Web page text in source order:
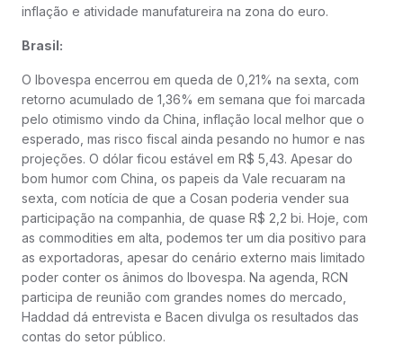
inflação e atividade manufatureira na zona do euro.
Brasil:
O Ibovespa encerrou em queda de 0,21% na sexta, com
retorno acumulado de 1,36% em semana que foi marcada
pelo otimismo vindo da China, inflação local melhor que o
esperado, mas risco fiscal ainda pesando no humor e nas
projeções. O dólar ficou estável em R$ 5,43. Apesar do
bom humor com China, os papeis da Vale recuaram na
sexta, com notícia de que a Cosan poderia vender sua
participação na companhia, de quase R$ 2,2 bi. Hoje, com
as commodities em alta, podemos ter um dia positivo para
as exportadoras, apesar do cenário externo mais limitado
poder conter os ânimos do Ibovespa. Na agenda, RCN
participa de reunião com grandes nomes do mercado,
Haddad dá entrevista e Bacen divulga os resultados das
contas do setor público.